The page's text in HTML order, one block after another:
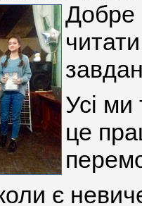
Добре
Усі
це
є